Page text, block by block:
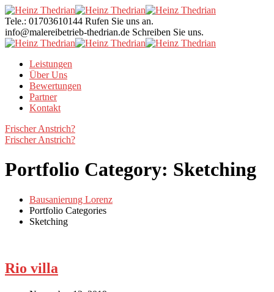
Tele.: 01703610144 Rufen Sie uns an.
info@malereibetrieb-thedrian.de Schreiben Sie uns.
Leistungen
Über Uns
Bewertungen
Partner
Kontakt
Frischer Anstrich?
Frischer Anstrich?
Portfolio Category: Sketching
Bausanierung Lorenz
Portfolio Categories
Sketching
Rio villa